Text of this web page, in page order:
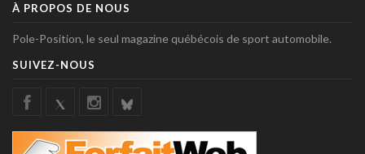
À PROPOS DE NOUS
Pole-Position, le seul magazine québécois de sport automobile.
SUIVEZ-NOUS